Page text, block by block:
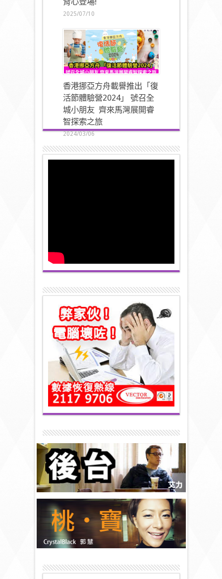
2025/07/10
香港挪亞方舟載譽推出「復
活節體驗營2024」 號召全
城小朋友 齊來馬灣展開睿
智探索之旅
2024/03/06